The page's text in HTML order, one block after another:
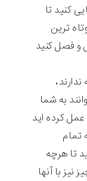
کنید تا
ترین
و فصل کنید
به شما
کرده اید
تمام
تا هرچه
نیز با آنها